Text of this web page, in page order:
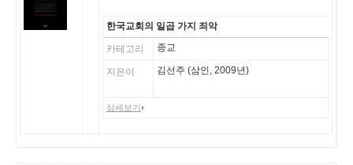
한국교회의 일곱 가지 죄악
카테고리 종교
지은이 김선주 (삼인, 2009년)
상세보기